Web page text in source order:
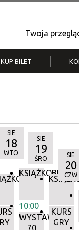
Twoja
KUP BILET
SIE
18
WTO
KSIĄŻKOBIEG
10:00
WYSTAWA:
70
SIE
19
ŚRO
KURS
GRY
SIE
20
CZW